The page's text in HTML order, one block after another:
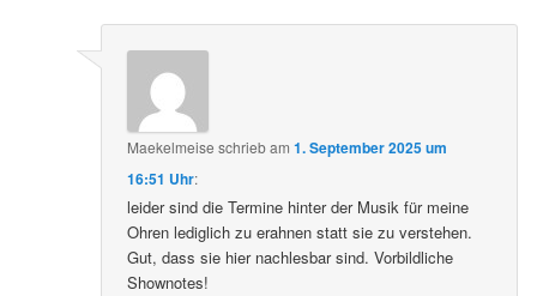
Maekelmeise schriebam1. September 2025 um
16:51 Uhr:
leider sind die Termine hinter der Musik für meine
Ohren lediglich zu erahnen statt sie zu verstehen.
Gut, dass sie hier nachlesbar sind. Vorbildliche
Shownotes!